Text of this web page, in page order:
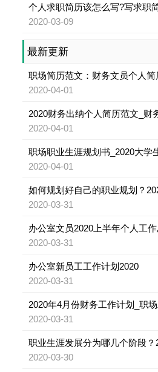
个人求职简历该怎么写?写求职
2020-03-09
最新更新
职场简历范文：财务文员个人简
2020-04-01
2020财务出纳个人简历范文_财
2020-04-01
职场职业生涯规划书_2020大学
2020-04-01
如何规划好自己的职业规划？
2020-03-31
办公室文员2020上半年个人工
2020-03-31
办公室新员工工作计划2020
2020-03-31
2020年4月份财务工作计划_职
2020-03-31
职业生涯发展分为哪几个阶段
2020-03-30